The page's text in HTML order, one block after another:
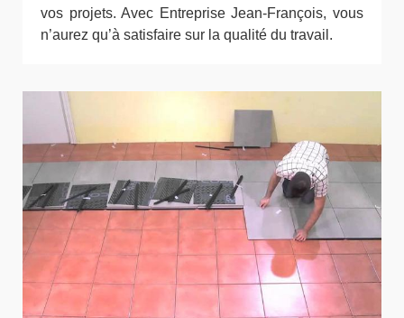
vos projets. Avec Entreprise Jean-François, vous
n’aurez qu’à satisfaire sur la qualité du travail.